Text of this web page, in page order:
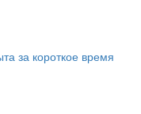
за короткое время